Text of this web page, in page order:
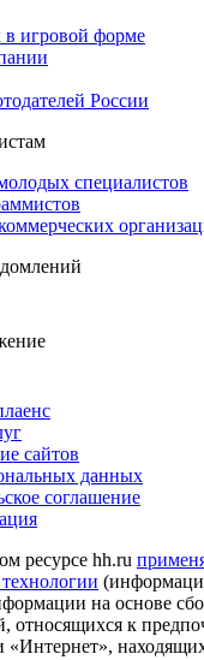
игровой форме
России
специалистов
сайтов
данных
соглашение
ресурсе hh.ru
на основе
относящихся к
«Интернет»,